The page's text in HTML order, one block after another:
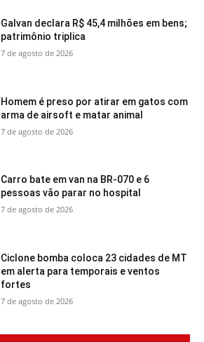
Galvan declara R$ 45,4 milhões em bens;
patrimônio triplica
7 de agosto de 2026
Homem é preso por atirar em gatos com
arma de airsoft e matar animal
7 de agosto de 2026
Carro bate em van na BR-070 e 6
pessoas vão parar no hospital
7 de agosto de 2026
Ciclone bomba coloca 23 cidades de MT
em alerta para temporais e ventos
fortes
7 de agosto de 2026